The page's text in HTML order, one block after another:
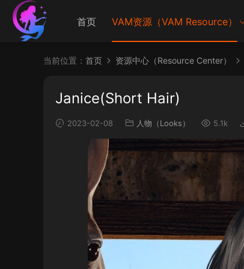
首页 VAM资源（VAM Resource）
当前位置： 首页 资源中心（Resource Center）
Janice(Short Hair)
2023-02-08 人物（Looks） 5.1k